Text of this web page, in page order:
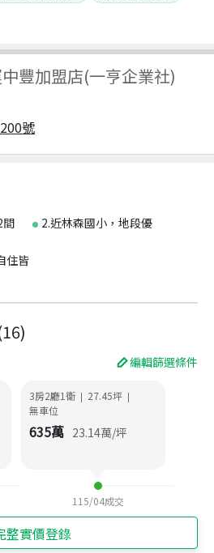
豐加盟店(一亨企業社)
號
間
2.近林森國小，地段優
住皆
16)
編輯篩選條件
3房2廳1衛 | 27.45坪 |
無車位
635萬 23.14萬/坪
115/04成交
整實價登錄